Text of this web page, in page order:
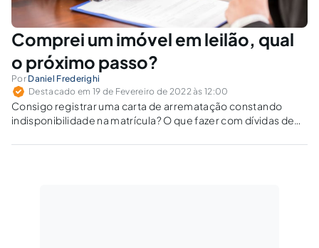
Comprei um imóvel em leilão, qual
o próximo passo?
Por Daniel Frederighi
Destacado em 19 de Fevereiro de 2022 às 12:00
Consigo registrar uma carta de arrematação constando
indisponibilidade na matrícula? O que fazer com dívidas de
alugado; Posso receber o aluguel ou rescindir o contrato? O